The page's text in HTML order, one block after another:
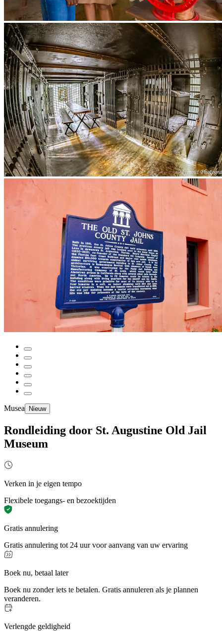
Musea Nieuw
Rondleiding door St. Augustine Old Jail
Museum
Verken in je eigen tempo
Flexibele toegangs- en bezoektijden
Gratis annulering
Gratis annulering tot 24 uur voor aanvang van uw ervaring
Boek nu, betaal later
Boek nu zonder iets te betalen. Gratis annuleren als je plannen
veranderen.
Verlengde geldigheid